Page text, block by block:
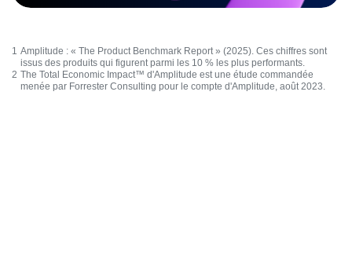
1 Amplitude : « The Product Benchmark Report» (2025). Ces chiffres sont
issus des produits qui figurent parmi les 10 % les plus performants.
2 The Total Economic Impact™ d'Amplitude est une étude commandée
menée par Forrester Consulting pour le compte d'Amplitude, août 2023.